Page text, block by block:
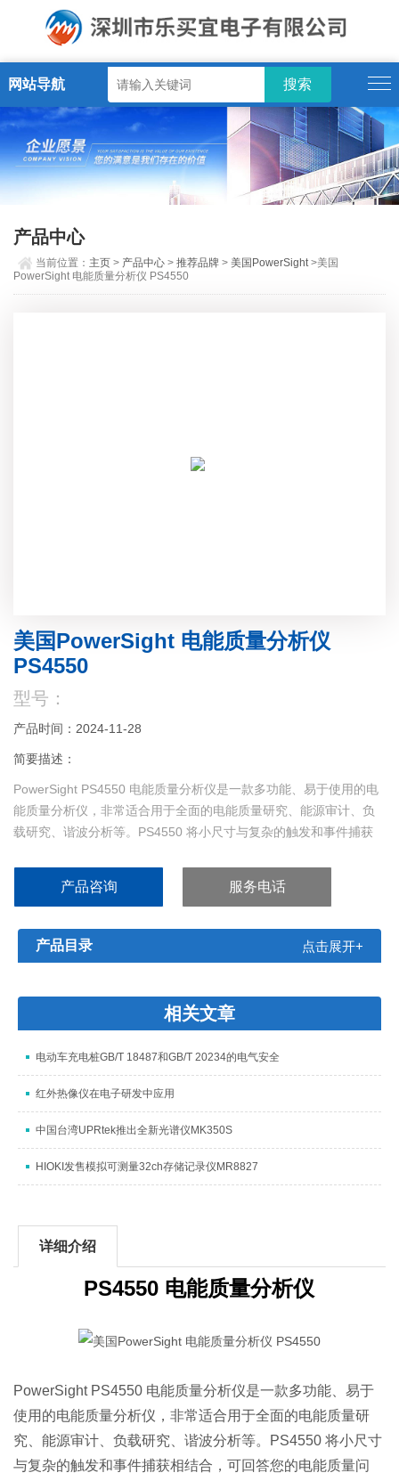
网站导航
产品中心
当前位置： 主页 > 产品中心 >推荐品牌 >美国PowerSight>美国
PowerSight 电能质量分析仪 PS4550
美国PowerSight 电能质量分析仪
PS4550
型号：
产品时间：2024-11-28
简要描述：
PowerSight PS4550 电能质量分析仪是一款多功能、易于使用的电
能质量分析仪，非常适合用于全面的电能质量研究、能源审计、负
载研究、谐波分析等。PS4550 将小尺寸与复杂的触发和事件捕获
产品咨询 服务电话
产品目录 点击展开+
相关文章
电动车充电桩GB/T 18487和GB/T 20234的电气安全
红外热像仪在电子研发中应用
中国台湾UPRtek推出全新光谱仪MK350S
HIOKI发售模拟可测量32ch存储记录仪MR8827
详细介绍
PS4550 电能质量分析仪
PowerSight PS4550 电能质量分析仪是一款多功能、易于
使用的电能质量分析仪，非常适合用于全面的电能质量研
究、能源审计、负载研究、谐波分析等。PS4550 将小尺寸
与复杂的触发和事件捕获相结合，可回答您的电能质量问